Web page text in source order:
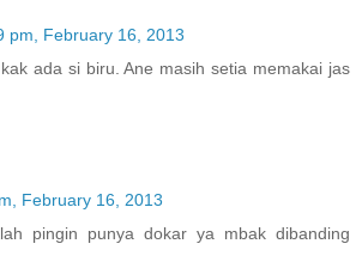
pm, February 16, 2013
ada si biru. Ane masih setia memakai jas
February 16, 2013
pingin punya dokar ya mbak dibanding